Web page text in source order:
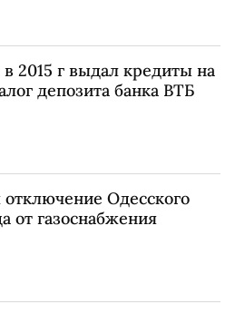
2015 г выдал кредиты на
депозита банка ВТБ
отключение Одесского
от газоснабжения